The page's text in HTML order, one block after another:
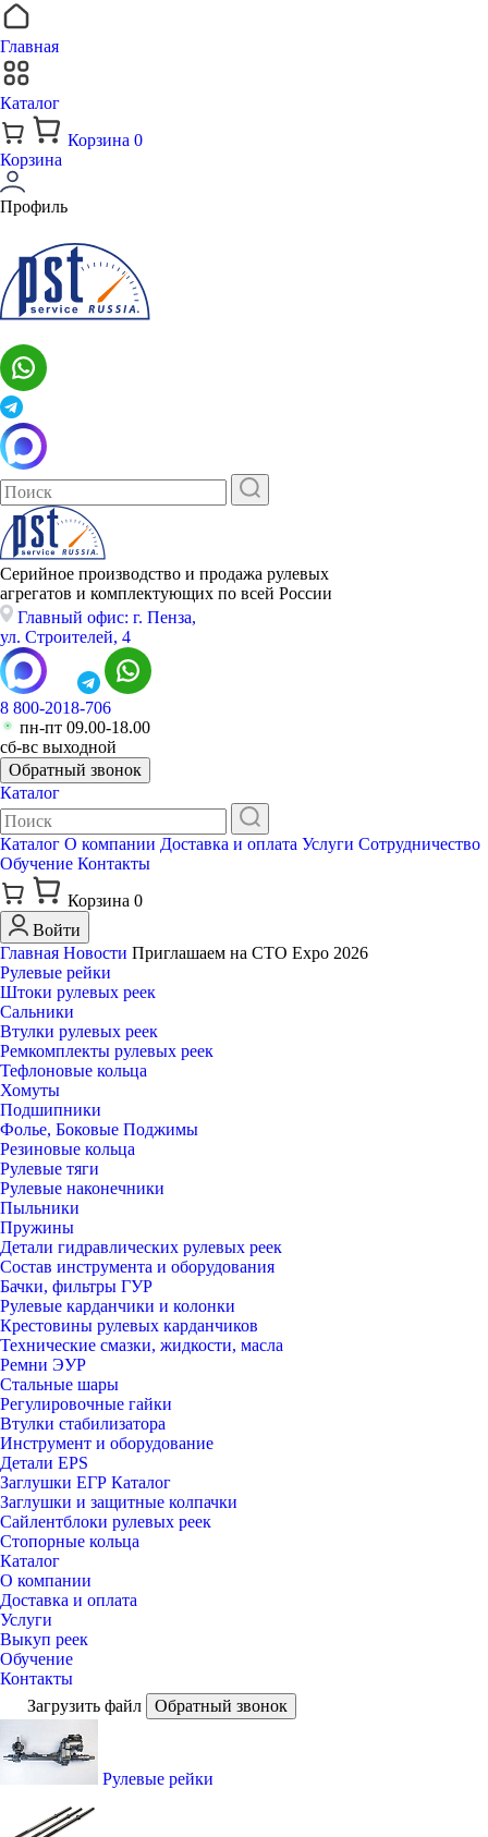
Главная
Каталог
Корзина 0
Корзина
Профиль
Серийное производство и продажа рулевых
агрегатов и комплектующих по всей России
Главный офис: г. Пенза,
ул. Строителей, 4
8 800-2018-706
пн-пт 09.00-18.00
сб-вс выходной
Обратный звонок
Каталог
Каталог О компании Доставка и оплата Услуги Сотрудничество
Обучение Контакты
Корзина 0
Войти
Главная Новости Приглашаем на CTO Expo 2026
Рулевые рейки
Штоки рулевых реек
Сальники
Втулки рулевых реек
Ремкомплекты рулевых реек
Тефлоновые кольца
Хомуты
Подшипники
Фолье, Боковые Поджимы
Резиновые кольца
Рулевые тяги
Рулевые наконечники
Пыльники
Пружины
Детали гидравлических рулевых реек
Состав инструмента и оборудования
Бачки, фильтры ГУР
Рулевые карданчики и колонки
Крестовины рулевых карданчиков
Технические смазки, жидкости, масла
Ремни ЭУР
Стальные шары
Регулировочные гайки
Втулки стабилизатора
Инструмент и оборудование
Детали EPS
Заглушки ЕГР Каталог
Заглушки и защитные колпачки
Сайлентблоки рулевых реек
Стопорные кольца
Каталог
О компании
Доставка и оплата
Услуги
Выкуп реек
Обучение
Контакты
Загрузить файл
Обратный звонок
Рулевые рейки